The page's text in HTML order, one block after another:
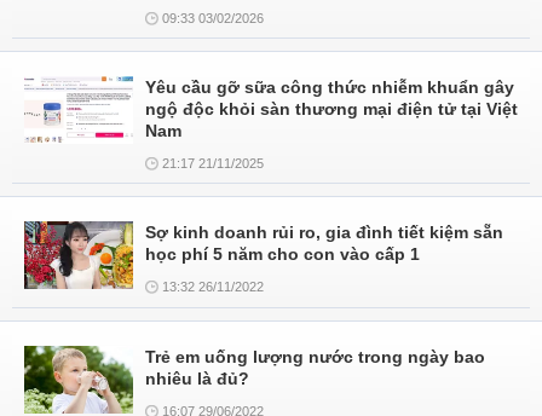
09:33 03/02/2026
Yêu cầu gỡ sữa công thức nhiễm khuẩn gây
ngộ độc khỏi sàn thương mại điện tử tại Việt
Nam
21:17 21/11/2025
Sợ kinh doanh rủi ro, gia đình tiết kiệm sẵn
học phí 5 năm cho con vào cấp 1
13:32 26/11/2022
Trẻ em uống lượng nước trong ngày bao
nhiêu là đủ?
16:07 29/06/2022